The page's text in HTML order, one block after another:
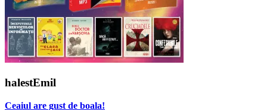
halestEmil
Ceaiul are gust de boala!